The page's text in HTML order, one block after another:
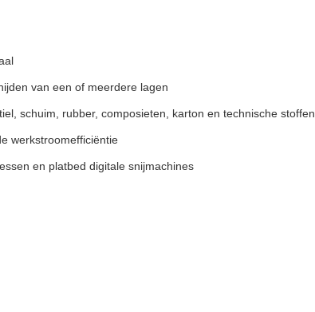
van een of meerdere lagen
schuim, rubber, composieten, karton en technische stoffen
werkstroomefficiëntie
en platbed digitale snijmachines